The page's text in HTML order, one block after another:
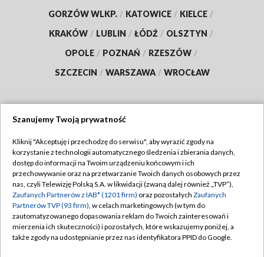
GORZÓW WLKP. / KATOWICE / KIELCE /
KRAKÓW / LUBLIN / ŁÓDŹ / OLSZTYN /
OPOLE / POZNAŃ / RZESZÓW /
SZCZECIN / WARSZAWA / WROCŁAW
TVP
Abonament TVP
Emisja w TVP
Centrum informacji TVP
Naziemna Telewizja Cyfrowa
Regulamin TVP
Polityka prywatności
Moje zgody
Pomoc
Szanujemy Twoją prywatność
Kliknij "Akceptuję i przechodzę do serwisu", aby wyrazić zgody na
korzystanie z technologii automatycznego śledzenia i zbierania danych,
dostęp do informacji na Twoim urządzeniu końcowym i ich
przechowywanie oraz na przetwarzanie Twoich danych osobowych przez
nas, czyli Telewizję Polską S.A. w likwidacji (zwaną dalej również „TVP”),
Zaufanych Partnerów z IAB* (1201 firm) oraz pozostałych Zaufanych
Partnerów TVP (93 firm), w celach marketingowych (w tym do
zautomatyzowanego dopasowania reklam do Twoich zainteresowań i
mierzenia ich skuteczności) i pozostałych, które wskazujemy poniżej, a
także zgody na udostępnianie przez nas identyfikatora PPID do Google.